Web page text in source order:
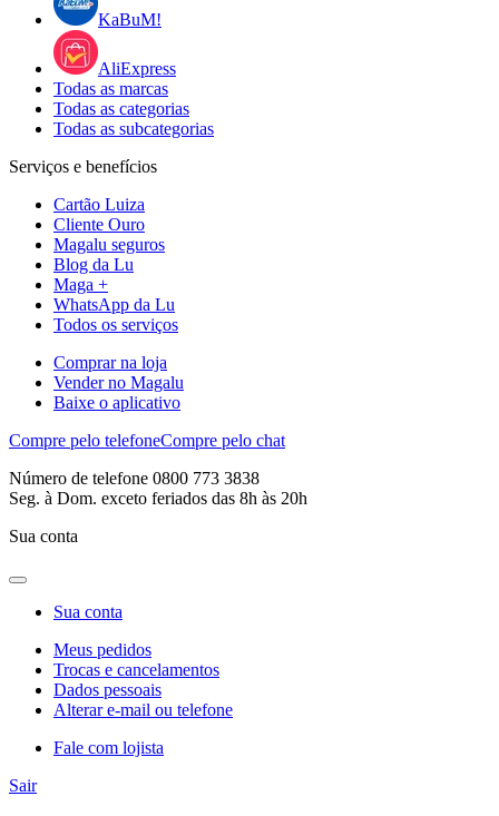
KaBuM!
AliExpress
Todas as marcas
Todas as categorias
Todas as subcategorias
Serviços e benefícios
Cartão Luiza
Cliente Ouro
Magalu seguros
Blog da Lu
Maga +
WhatsApp da Lu
Todos os serviços
Comprar na loja
Vender no Magalu
Baixe o aplicativo
Compre pelo telefoneCompre pelo chat
Número de telefone 0800 773 3838
Seg. à Dom. exceto feriados das 8h às 20h
Sua conta
Sua conta
Meus pedidos
Trocas e cancelamentos
Dados pessoais
Alterar e-mail ou telefone
Fale com lojista
Sair